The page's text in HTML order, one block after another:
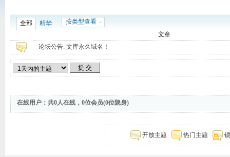
全部 精华
按类型查看
文章
论坛公告: 文库永久域名！
在线用户：共0人在线，0位会员(0位隐身)
开放主题 热门主题